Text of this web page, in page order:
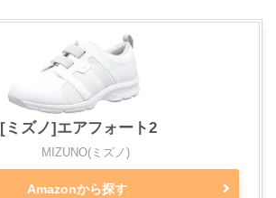
[ミズノ]エアフォート2
MIZUNO(ミズノ)
Amazonから探す